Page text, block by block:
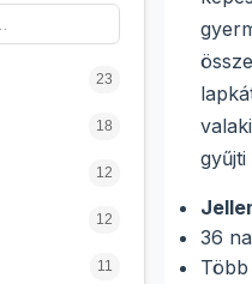
6
23
18
12
12
11
gyűjti
36